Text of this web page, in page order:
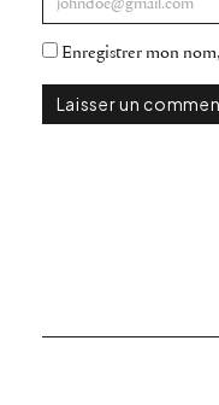
Enregistrer mon